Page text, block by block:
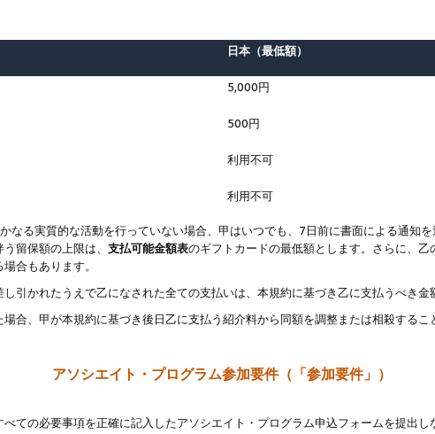
日本（最低額）
5,000円
500円
利用不可
利用不可
なる実質的な活動を行っていない場合、甲はいつでも、7日前に書面による通知
留保額の上限は、 支払可能金額表のギフトカードの最低額とします。さらに、
合もあります。
引かれたうえで乙になされた全ての支払いは、本規約に基づき乙に支払うべき金
合、甲が本規約に基づき後日乙に支払う紹介料から同額を調整または相殺するこ
アソシエイト・プログラム参加要件（「参加要件」）
ての必要事項を正確に記入したアソシエイト・プログラム申込フォームを提出